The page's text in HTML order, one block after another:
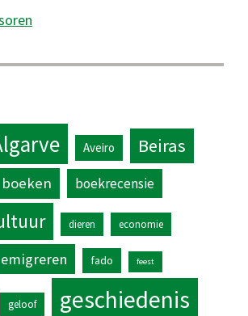
Aveiro Beiras
boeken boekrecensie
dieren economie
emigreren fado feest
geloof geschiedenis